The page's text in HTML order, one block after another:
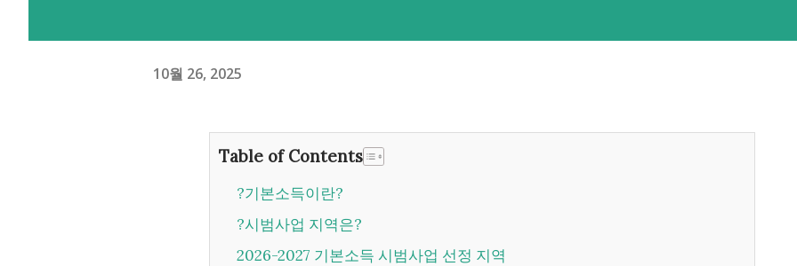
10월 26, 2025
Table of Contents
?기본소득이란?
?시범사업 지역은?
2026-2027 기본소득 시범사업 선정 지역